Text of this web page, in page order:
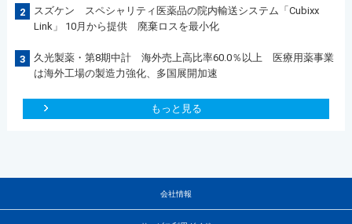
2
スズケン スペシャリティ医薬品の院内輸送システム「Cubixx
Link」 10月から提供 廃棄ロスを最小化
3
久光製薬・第8期中計 海外売上高比率60.0％以上 医療用薬事業
は海外工場の製造力強化、多国展開加速
もっと見る
会社情報